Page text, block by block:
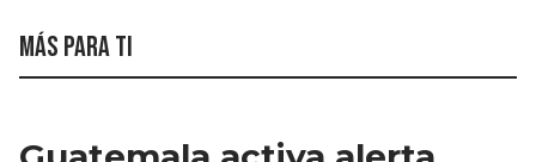
Más para ti